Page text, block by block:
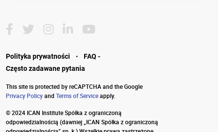
Polityka prywatności ·
FAQ -
Często zadawane pytania
This site is protected by reCAPTCHA and the Google
Privacy Policyand Terms of Serviceapply.
© 2024 ICAN Institute Spółka z ograniczoną
odpowiedzialnością (dawniej „ICAN Spółka z ograniczoną